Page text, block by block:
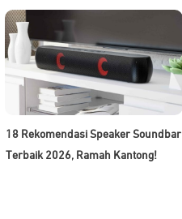
18 Rekomendasi Speaker Soundbar
Terbaik 2026, Ramah Kantong!